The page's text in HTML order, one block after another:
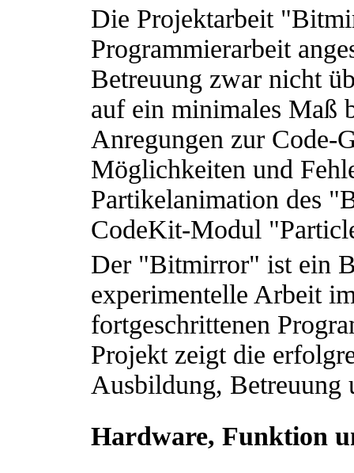
Die Projektarbeit
Programmierarbeit
Betreuung zwar nicht
auf ein minimales Maß
Anregungen zur Code-
Möglichkeiten und
Partikelanimation des
CodeKit-Modul
Der "Bitmirror" ist ein
experimentelle Arbeit
fortgeschrittenen
Projekt zeigt die
Ausbildung, Betreuung
Hardware, Funktion